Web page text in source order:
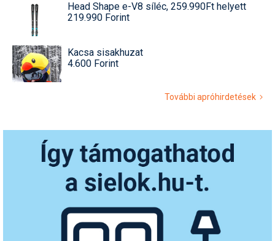
Head Shape e-V8 síléc, 259.990Ft helyett
219.990 Forint
Kacsa sisakhuzat
4.600 Forint
További apróhirdetések